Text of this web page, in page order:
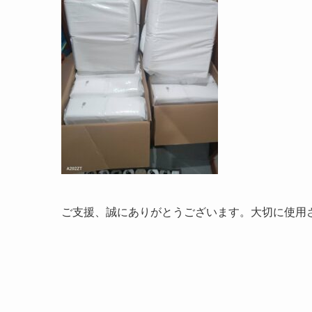
ご支援、誠にありがとうございます。大切に使用